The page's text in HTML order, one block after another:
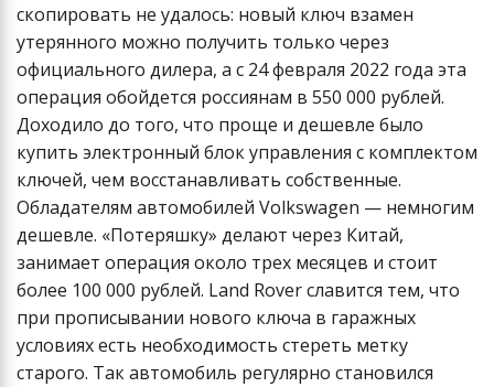
скопировать не удалось: новый ключ взамен
утерянного можно получить только через
официального дилера, а с 24 февраля 2022 года эта
операция обойдется россиянам в 550 000 рублей.
Доходило до того, что проще и дешевле было
купить электронный блок управления с комплектом
ключей, чем восстанавливать собственные.
Обладателям автомобилей Volkswagen — немногим
дешевле. «Потеряшку» делают через Китай,
занимает операция около трех месяцев и стоит
более 100 000 рублей. Land Rover славится тем, что
при прописывании нового ключа в гаражных
условиях есть необходимость стереть метку
старого. Так автомобиль регулярно становился